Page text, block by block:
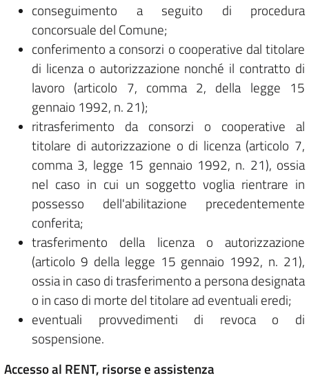
conseguimento a seguito di procedura
concorsuale del Comune;
conferimento a consorzi o cooperative dal titolare
di licenza o autorizzazione nonché il contratto di
lavoro (articolo 7, comma 2, della legge 15
gennaio 1992, n. 21);
ritrasferimento da consorzi o cooperative al
titolare di autorizzazione o di licenza (articolo 7,
comma 3, legge 15 gennaio 1992, n. 21), ossia
nel caso in cui un soggetto voglia rientrare in
possesso dell'abilitazione precedentemente
conferita;
trasferimento della licenza o autorizzazione
(articolo 9 della legge 15 gennaio 1992, n. 21),
ossia in caso di trasferimento a persona designata
o in caso di morte del titolare ad eventuali eredi;
eventuali provvedimenti di revoca o di
sospensione.
Accesso al RENT, risorse e assistenza